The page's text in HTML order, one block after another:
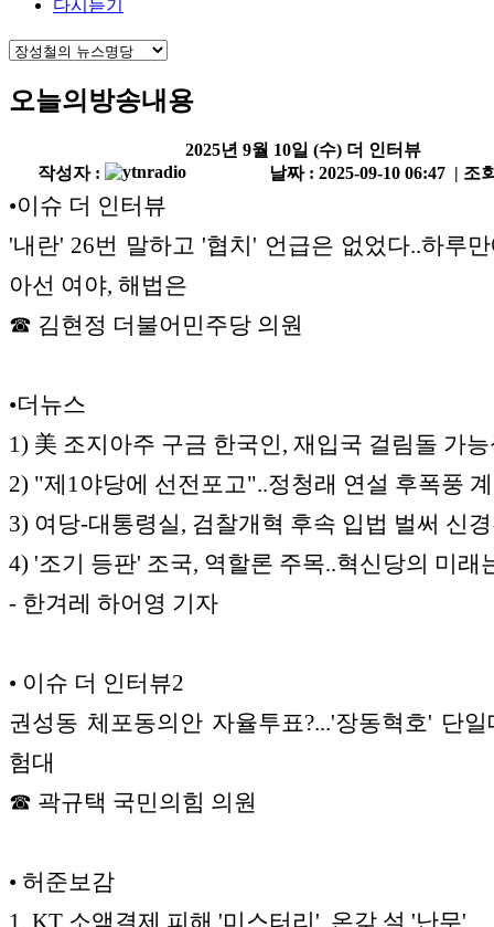
다시듣기
오늘의방송내용
2025년 9월 10일 (수) 더 인터뷰
작성자 :
날짜 : 2025-09-10 06:47 | 조
•이슈 더 인터뷰
'내란' 26번 말하고 '협치' 언급은 없었다..하루
아선 여야, 해법은
☎ 김현정 더불어민주당 의원
•더뉴스
1) 美 조지아주 구금 한국인, 재입국 걸림돌 가
2) "제1야당에 선전포고"..정청래 연설 후폭풍
3) 여당-대통령실, 검찰개혁 후속 입법 벌써 신
4) '조기 등판' 조국, 역할론 주목..혁신당의 미래
- 한겨레 하어영 기자
• 이슈 더 인터뷰2
권성동 체포동의안 자율투표?...'장동혁호' 단
험대
☎ 곽규택 국민의힘 의원
• 허준보감